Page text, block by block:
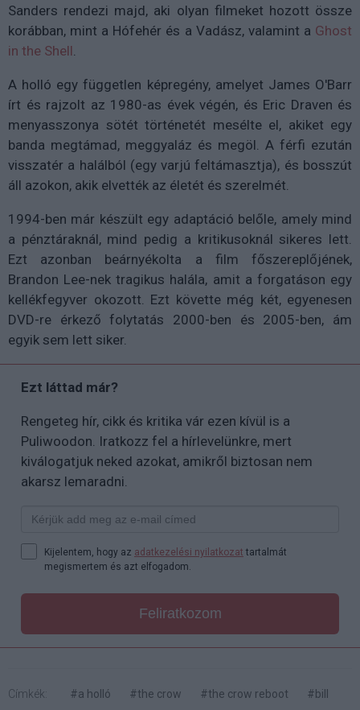
Sanders rendezi majd, aki olyan filmeket hozott össze
korábban, mint a Hófehér és a Vadász, valamint a Ghost
in the Shell
A holló egy független képregény, amelyet James O'Barr
írt és rajzolt az 1980-as évek végén, és Eric Draven és
menyasszonya sötét történetét mesélte el, akiket egy
banda megtámad, meggyaláz és megöl. A férfi ezután
visszatér a halálból (egy varjú feltámasztja), és bosszút
áll azokon, akik elvették az életét és szerelmét.
1994-ben már készült egy adaptáció belőle, amely mind
a pénztáraknál, mind pedig a kritikusoknál sikeres lett.
Ezt azonban beárnyékolta a film főszereplőjének,
Brandon Lee-nek tragikus halála, amit a forgatáson egy
kellékfegyver okozott. Ezt követte még két, egyenesen
DVD-re érkező folytatás 2000-ben és 2005-ben, ám
egyik sem lett siker.
Ezt láttad már?
Rengeteg hír, cikk és kritika vár ezen kívül is a
Puliwoodon. Iratkozz fel a hírlevelünkre, mert
kiválogatjuk neked azokat, amikről biztosan nem
akarsz lemaradni.
Kijelentem, hogy az adatkezelési nyilatkozat tartalmát
megismertem és azt elfogadom.
Feliratkozom
Címkék: #a holló #the crow #the crow reboot
#bill